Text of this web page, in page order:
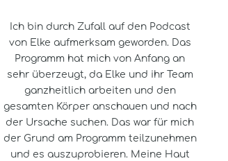
Ich bin durch Zufall auf den Podcast
von Elke aufmerksam geworden. Das
Programm hat mich von Anfang an
sehr überzeugt, da Elke und ihr Team
ganzheitlich arbeiten und den
gesamten Körper anschauen und nach
der Ursache suchen. Das war für mich
der Grund am Programm teilzunehmen
und es auszuprobieren. Meine Haut